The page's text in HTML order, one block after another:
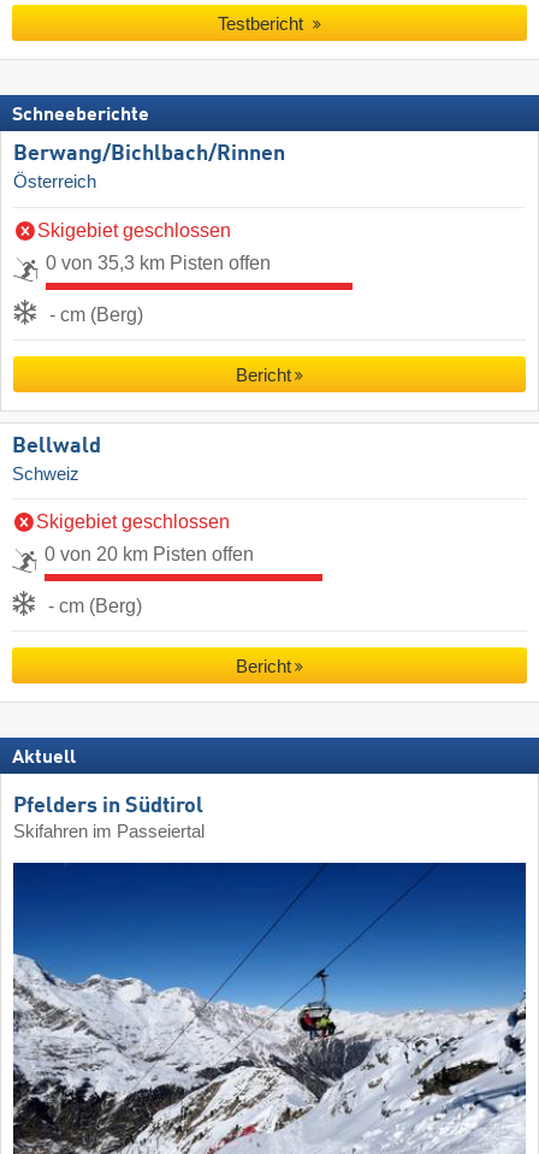
Testbericht
Schneeberichte
Berwang/​Bichlbach/​Rinnen
Österreich
Skigebiet geschlossen
0 von 35,3 km Pisten offen
- cm (Berg)
Bericht
Bellwald
Schweiz
Skigebiet geschlossen
0 von 20 km Pisten offen
- cm (Berg)
Bericht
Aktuell
Pfelders in Südtirol
Skifahren im Passeiertal